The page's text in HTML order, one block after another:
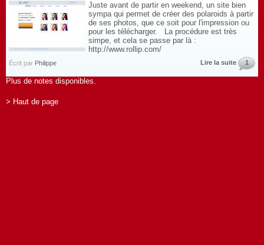
Juste avant de partir en weekend, un site bien
sympa qui permet de créer des polaroids à partir
de ses photos, que ce soit pour l'impression ou
pour les télécharger. La procédure est très
simpe, et cela se passe par là :
http://www.rollip.com/
Écrit par Philippe Lire la suite 1
Plus de notes disponibles.
> Haut de page